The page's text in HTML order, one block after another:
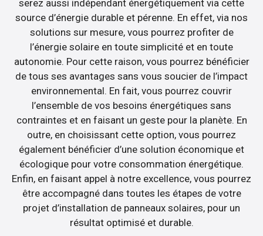
serez aussi indépendant énergétiquement via cette
source d’énergie durable et pérenne. En effet, via nos
solutions sur mesure, vous pourrez profiter de
l’énergie solaire en toute simplicité et en toute
autonomie. Pour cette raison, vous pourrez bénéficier
de tous ses avantages sans vous soucier de l’impact
environnemental. En fait, vous pourrez couvrir
l’ensemble de vos besoins énergétiques sans
contraintes et en faisant un geste pour la planète. En
outre, en choisissant cette option, vous pourrez
également bénéficier d’une solution économique et
écologique pour votre consommation énergétique.
Enfin, en faisant appel à notre excellence, vous pourrez
être accompagné dans toutes les étapes de votre
projet d’installation de panneaux solaires, pour un
résultat optimisé et durable.